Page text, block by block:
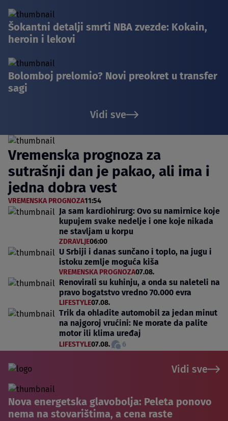
Šokantni detalji smrti NBA zvezde: Kokain,
heroin i lekovi
Bolomboj prelomio? Novi preokret u transfer
sagi
Vidi sve
Vremenska prognoza za
sutrašnji dan je pakao, ali ima i
jedna dobra vest
VREMENSKA PROGNOZA11:54
Ja sam kardiohirurg: Ovo su namirnice koje
kupujem svake nedelje i one koje nikada
ne stavljam u korpu
ZDRAVLJE06:00
U Srbiji i danas sunčano i toplo, na jugu i
istoku zemlje moguća kiša
VREMENSKA PROGNOZA07.08.
Renovirali su kuhinju, a onda su naleteli na
pravo bogatstvo vredno 70.000 evra
LIFESTYLE07.08.
Trik da ohladite automobil za jedan minut
na najgoroj vrućini: Ne morate da palite
motor ili klima uređaj
LIFESTYLE07.08. 6
Vidi sve
Nova energetska glavobolja: Peleta ponovo
nema na stovarištima, a cena raste